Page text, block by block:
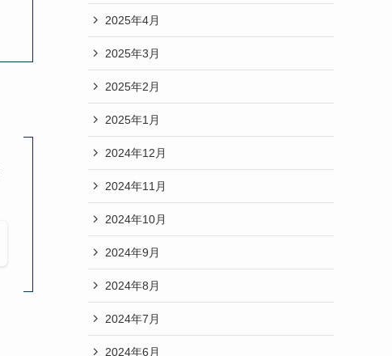
2025年4月
2025年3月
2025年2月
2025年1月
2024年12月
2024年11月
2024年10月
2024年9月
2024年8月
2024年7月
2024年6月